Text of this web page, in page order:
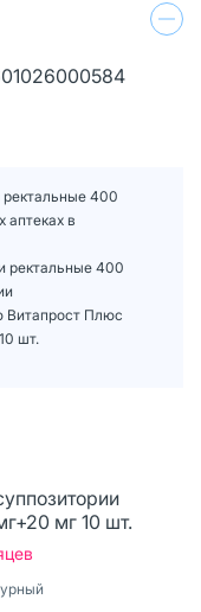
ректальные 400
аптеках в
ректальные 400
Витапрост Плюс
шт.
мг 10 шт.